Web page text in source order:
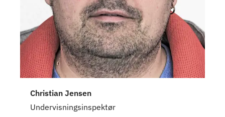
Christian Jensen
Undervisningsinspektør